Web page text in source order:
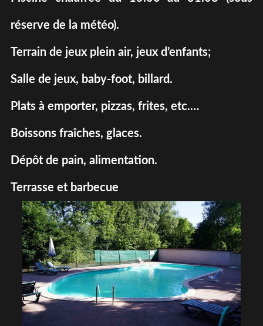
réserve de la météo).
Terrain de jeux plein air, jeux d’enfants;
Salle de jeux, baby-foot, billard.
Plats à emporter, pizzas, frites, etc.…
Boissons fraîches, glaces.
Dépôt de pain, alimentation.
Terrasse et barbecue